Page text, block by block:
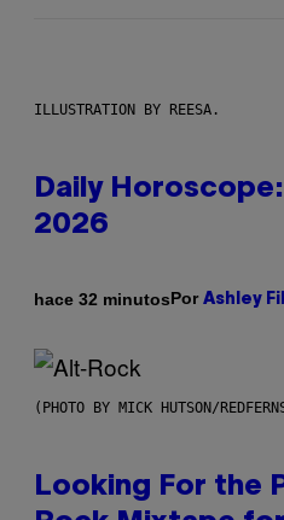
ILLUSTRATION BY REESA.
Daily
2026
hace 32 minutosPor Ashley
(PHOTO BY MICK HUTSON/
Looking For the